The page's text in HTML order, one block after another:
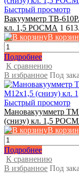
Быстрый просмотр
Вакуумметр ТВ-
кл. 1,5 РОСМА 1
В
Подробнее
К сравнению
В избранное Под
Быстрый просмотр
Мановакуумметр
(снизу) кл. 1,5
В
Подробнее
К сравнению
В избранное Под